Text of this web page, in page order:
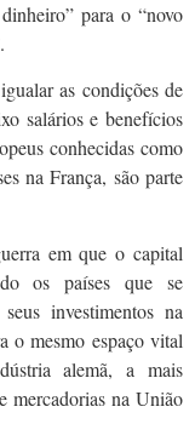
para o “novo
as condições de
salários e benefícios
conhecidas como
na França, são parte
em que o capital
os países que se
investimentos na
o mesmo espaço vital
alemã, a mais
mercadorias na União